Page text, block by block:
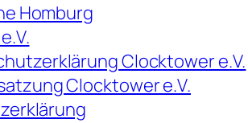
Homburg
Clocktower e.V.
Clocktower e.V.